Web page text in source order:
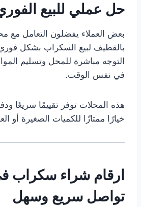
حل عملي للبيع
بعض العملاء يفضلون التعامل
بالقطيف لبيع السكراب بشكل
التوجه مباشرة للمحل وتسليم
في نفس الوقت.
هذه المحلات توفر تقييمًا سريعًا
خيارًا ممتازًا للكميات الصغيرة أو
ارقام شراء سكراب
تواصل سريع وسهل